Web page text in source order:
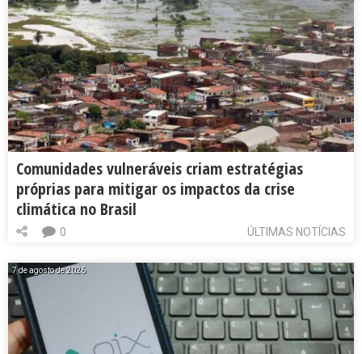
Comunidades vulneráveis criam estratégias
próprias para mitigar os impactos da crise
climática no Brasil
ÚLTIMAS NOTÍCIAS
0
7 de agosto de 2026